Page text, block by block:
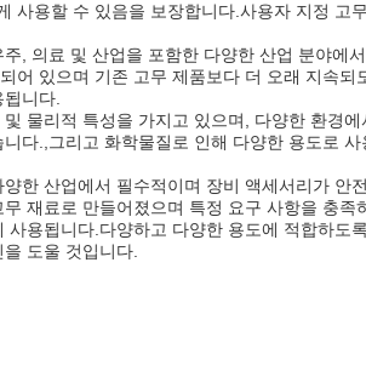
사용할 수 있음을 보장합니다.사용자 지정 고
, 의료 및 산업을 포함한 다양한 산업 분야에
어 있으며 기존 고무 제품보다 더 오래 지속
니다.
물리적 특성을 가지고 있으며, 다양한 환경
다.,그리고 화학물질로 인해 다양한 용도로
한 산업에서 필수적이며 장비 액세서리가 안
재료로 만들어졌으며 특정 요구 사항을 충
용됩니다.다양하고 다양한 용도에 적합하도
도울 것입니다.